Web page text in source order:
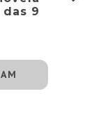
das 9